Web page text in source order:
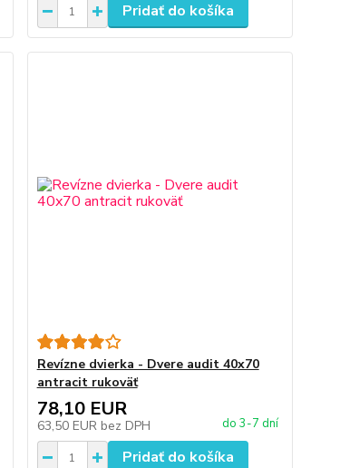
Pridať do košíka
Revízne dvierka - Dvere audit 40x70
antracit rukoväť
78,10 EUR
63,50 EUR bez DPH do 3-7 dní
Pridať do košíka